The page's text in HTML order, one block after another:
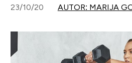
23/10/20 AUTOR: MARIJA